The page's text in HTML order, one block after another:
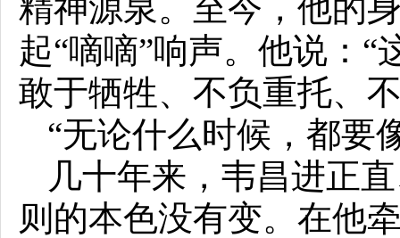
精神源泉。至今，他的
起“嘀嘀”响声。他说：“
敢于牺牲、不负重托、
“无论什么时候，都要
几十年来，韦昌进正
则的本色没有变。在他